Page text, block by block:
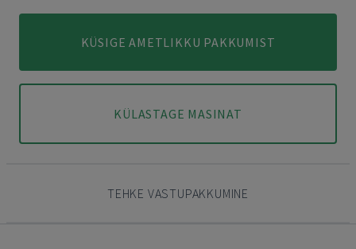
KÜSIGE AMETLIKKU PAKKUMIST
KÜLASTAGE MASINAT
TEHKE VASTUPAKKUMINE